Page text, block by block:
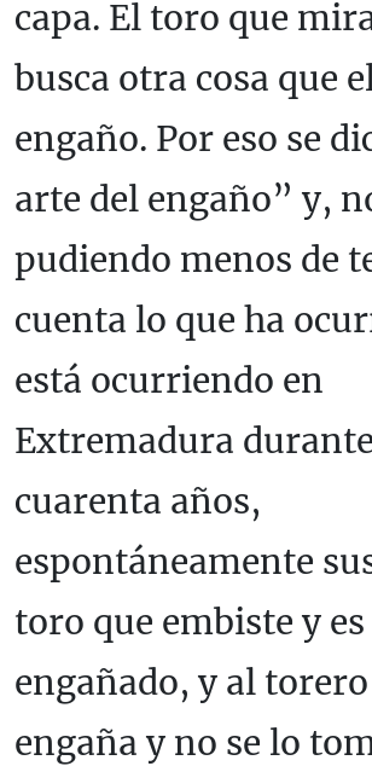
capa. El toro que
busca otra cosa que
engaño. Por eso se
arte del engaño” y,
pudiendo menos de
cuenta lo que ha
está ocurriendo en
Extremadura
cuarenta años,
espontáneamente
toro que embiste y es
engañado, y al
engaña y no se lo